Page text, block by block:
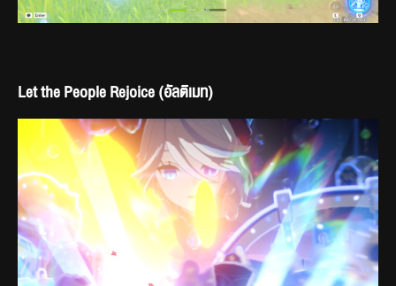
Let the People Rejoice (อัลติเมท)